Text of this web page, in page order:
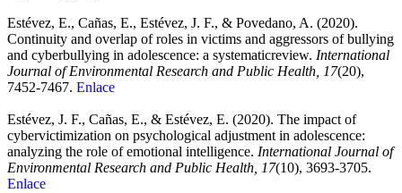
Estévez, E., Cañas, E., Estévez, J. F., & Povedano, A. (2020).
Continuity and overlap of roles in victims and aggressors of bullying
and cyberbullying in adolescence: a systematicreview. International
Journal of Environmental Research and Public Health, 17(20),
7452-7467. Enlace
Estévez, J. F., Cañas, E., & Estévez, E. (2020). The impact of
cybervictimization on psychological adjustment in adolescence:
analyzing the role of emotional intelligence. International Journal of
Environmental Research and Public Health, 17(10), 3693-3705.
Enlace